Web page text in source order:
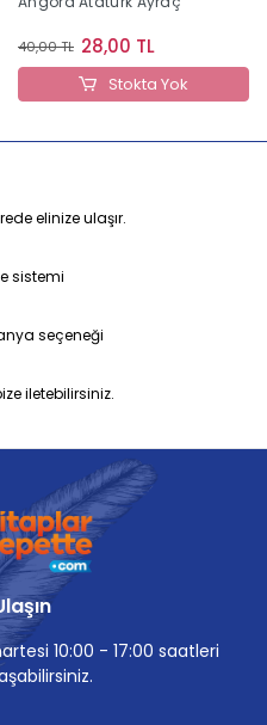
40,00 TL 28,00 TL
Stokta Yok
elinize ulaşır.
sistemi
seçeneği
iletebilirsiniz.
10:00 - 17:00 saatleri